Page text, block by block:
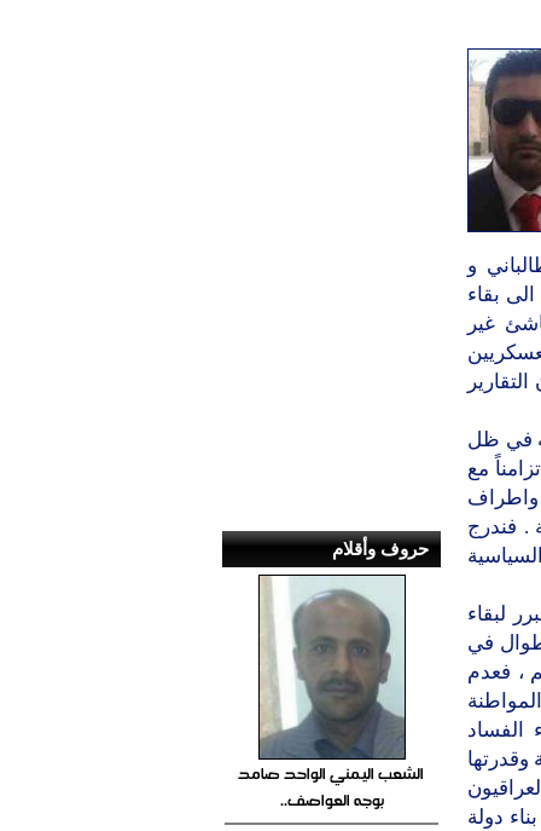
و
بقاء
غير
في ظل
مع
واطراف
. فندرج
لبقاء
في
، فعدم
الفساد
وقدرتها
دولة
حروف وأقلام
الشعب اليمني الواحد صامد
بوجه العواصف..